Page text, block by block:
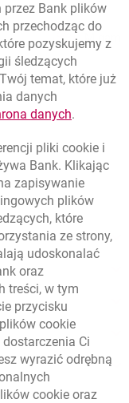
Migam
się w nowej karcie
Bank plików
przechodząc do
się w nowym oknie
pozyskujemy z
śledzących
temat, które już
danych
danychlink
.
pliki cookie i
Bank. Klikając
zapisywanie
plików
które
ze strony,
udoskonalać
oraz
treści, w tym
przycisku
cookie
Ci
wyrazić odrębną
cookie oraz